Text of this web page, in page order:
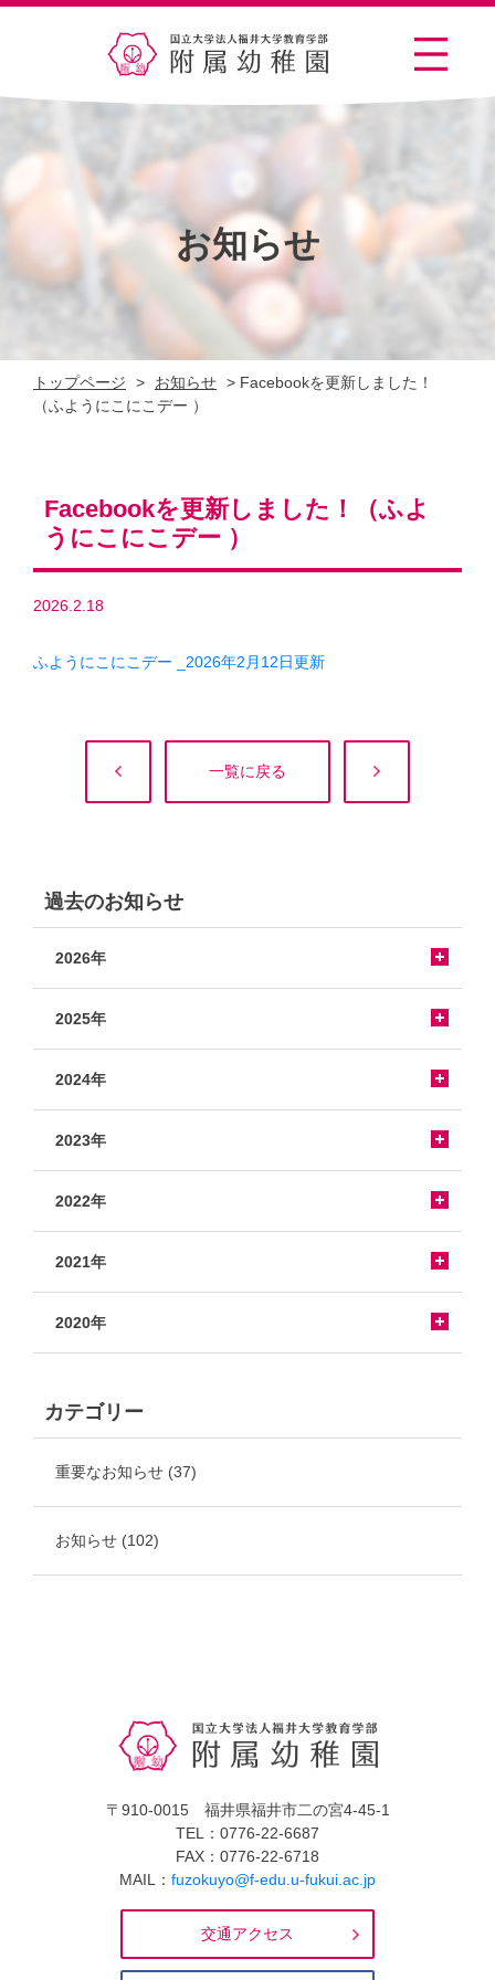
お知らせ
トップページ > お知らせ > Facebookを更新しました！
（ふようにこにこデー ）
Facebookを更新しました！（ふよ
うにこにこデー ）
2026.2.18
ふようにこにこデー _2026年2月12日更新
一覧に戻る
過去のお知らせ
2026年
2025年
2024年
2023年
2022年
2021年
2020年
カテゴリー
重要なお知らせ (37)
お知らせ (102)
〒910-0015 福井県福井市二の宮4-45-1
TEL：0776-22-6687
FAX：0776-22-6718
MAIL： fuzokuyo@f-edu.u-fukui.ac.jp
交通アクセス